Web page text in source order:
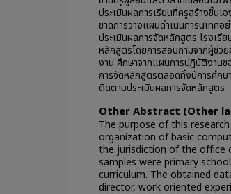
ประเมินผลการเรียนที่ครูสร้างขึ้นเ
ขาดการวางแผนดำเนินการนิเทศ
ประเมินผลการจัดหลักสูตร โรงเรี
หลักสูตรโดยการสอบถามจากผู้ช่ว
งาน ศึกษาจากแผนการปฏิบัติงานข
การจัดหลักสูตรตลอดทั้งปีการศึกษ
ติดตามประเมินผลการจัดหลักสูตร
Other Abstract (Other
The purpose of this
organization of basic
the jurisdiction of the office
samples were primary
curriculum. The obtained
director, work oriented